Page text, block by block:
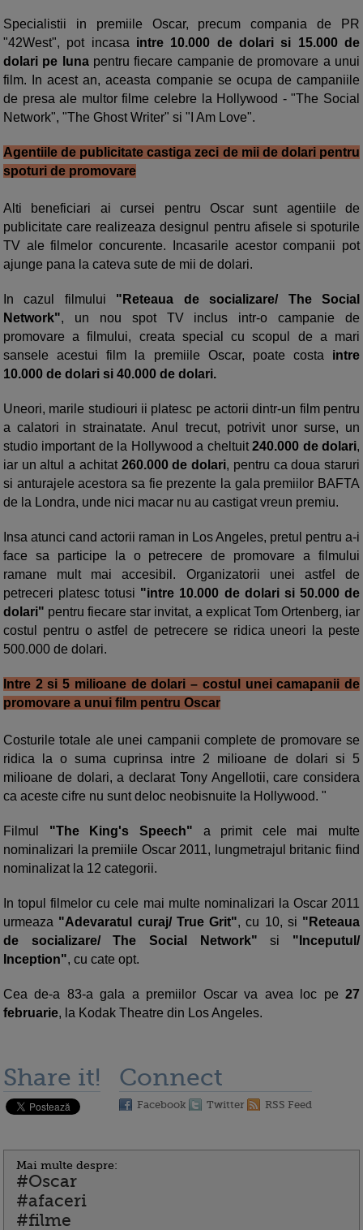
Specialistii in premiile Oscar, precum compania de PR
"42West", pot incasa intre 10.000 de dolari si 15.000 de
dolari pe lunapentru fiecare campanie de promovare a unui
film. In acest an, aceasta companie se ocupa de campaniile
de presa ale multor filme celebre la Hollywood - "The Social
Network", "The Ghost Writer" si "I Am Love".
Agentiile de publicitate castiga zeci de mii de dolari pentru
spoturi de promovare
Alti beneficiari ai cursei pentru Oscar sunt agentiile de
publicitate care realizeaza designul pentru afisele si spoturile
TV ale filmelor concurente. Incasarile acestor companii pot
ajunge pana la cateva sute de mii de dolari.
In cazul filmului "Reteaua de socializare/ The Social
Network", un nou spot TV inclus intr-o campanie de
promovare a filmului, creata special cu scopul de a mari
sansele acestui film la premiile Oscar, poate costa intre
10.000 de dolari si 40.000 de dolari.
Uneori, marile studiouri ii platesc pe actorii dintr-un film pentru
a calatori in strainatate. Anul trecut, potrivit unor surse, un
studio important de la Hollywood a cheltuit240.000 de dolari,
iar un altul a achitat 260.000 de dolari, pentru ca doua staruri
si anturajele acestora sa fie prezente la gala premiilor BAFTA
de la Londra, unde nici macar nu au castigat vreun premiu.
Insa atunci cand actorii raman in Los Angeles, pretul pentru a-i
face sa participe la o petrecere de promovare a filmului
ramane mult mai accesibil. Organizatorii unei astfel de
petreceri platesc totusi "intre 10.000 de dolari si 50.000 de
dolari" pentru fiecare star invitat, a explicat Tom Ortenberg, iar
costul pentru o astfel de petrecere se ridica uneori la peste
500.000 de dolari.
Intre 2 si 5 milioane de dolari – costul unei camapanii de
promovare a unui film pentru Oscar
Costurile totale ale unei campanii complete de promovare se
ridica la o suma cuprinsa intre 2 milioane de dolari si 5
milioane de dolari, a declarat Tony Angellotii, care considera
ca aceste cifre nu sunt deloc neobisnuite la Hollywood. "
Filmul "The King's Speech" a primit cele mai multe
nominalizari la premiile Oscar 2011, lungmetrajul britanic fiind
nominalizat la 12 categorii.
In topul filmelor cu cele mai multe nominalizari la Oscar 2011
urmeaza "Adevaratul curaj/ True Grit", cu 10, si "Reteaua
de socializare/ The Social Network"si "Inceputul/
Inception", cu cate opt.
Cea de-a 83-a gala a premiilor Oscar va avea loc pe 27
februarie, la Kodak Theatre din Los Angeles.
Share it! Connect
Facebook Twitter RSS Feed
Mai multe despre:
#Oscar
#afaceri
#filme